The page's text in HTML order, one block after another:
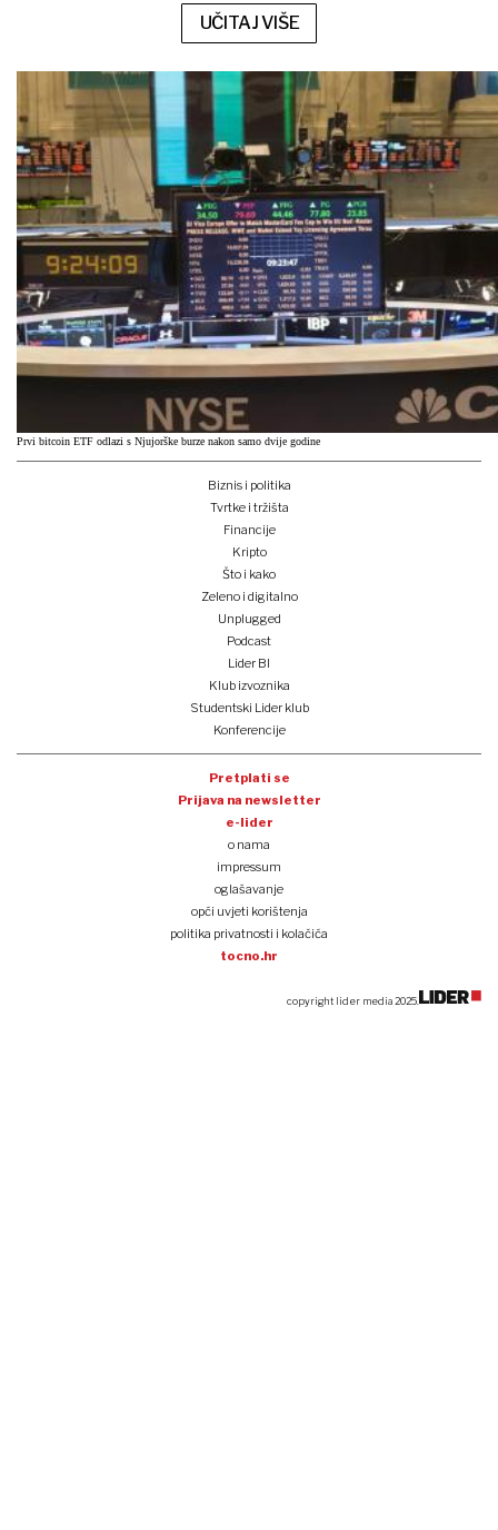
UČITAJ VIŠE
Prvi bitcoin ETF odlazi s Njujorške burze nakon samo dvije godine
Biznis i politika
Tvrtke i tržišta
Financije
Kripto
Što i kako
Zeleno i digitalno
Unplugged
Podcast
Lider BI
Klub izvoznika
Studentski Lider klub
Konferencije
Pretplati se
Prijava na newsletter
e-lider
o nama
impressum
oglašavanje
opći uvjeti korištenja
politika privatnosti i kolačića
tocno.hr
copyright lider media 2025.